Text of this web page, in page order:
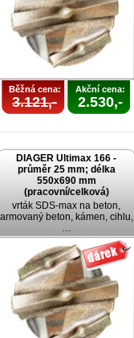
Běžná cena:
3.121,-
Akční cena:
2.530,-
DIAGER Ultimax 166 -
průměr 25 mm; délka
550x690 mm
(pracovní/celková)
vrták SDS-max na beton,
armovaný beton, kámen, cihlu,
…